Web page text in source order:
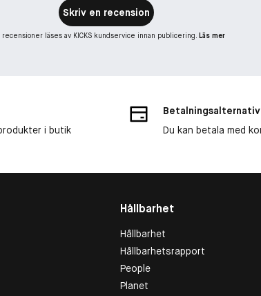
Skriv en recension
recensioner läses av KICKS kundservice innan publicering. Läs mer
i butik
Betalningsalternativ
Du kan betala med
Hållbarhet
Hållbarhet
Hållbarhetsrapport
People
Planet